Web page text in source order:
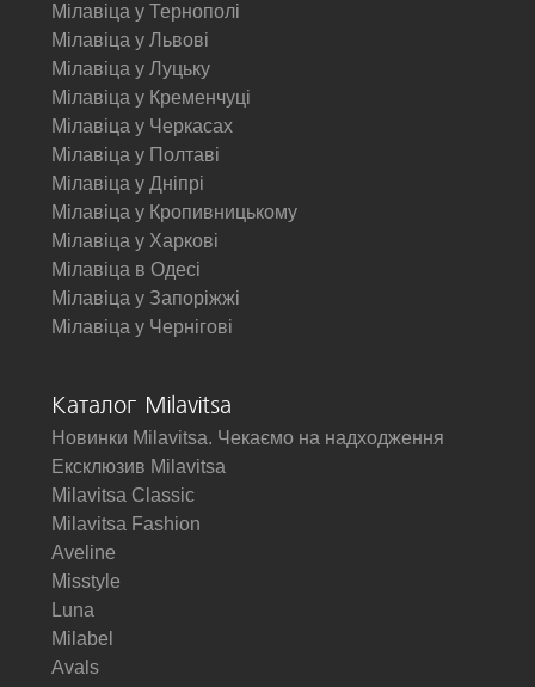
Мілавіца у Тернополі
Мілавіца у Львові
Мілавіца у Луцьку
Мілавіца у Кременчуці
Мілавіца у Черкасах
Мілавіца у Полтаві
Мілавіца у Дніпрі
Мілавіца у Кропивницькому
Мілавіца у Харкові
Мілавіца в Одесі
Мілавіца у Запоріжжі
Мілавіца у Чернігові
Каталог Milavitsa
Новинки Milavitsa. Чекаємо на надходження
Ексклюзив Milavitsa
Milavitsa Classic
Milavitsa Fashion
Aveline
Misstyle
Luna
Milabel
Avals